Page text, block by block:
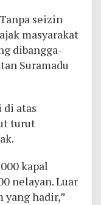
seizin
masyarakat
dibangga-
Suramadu
atas
turut
kapal
nelayan. Luar
yang hadir,”